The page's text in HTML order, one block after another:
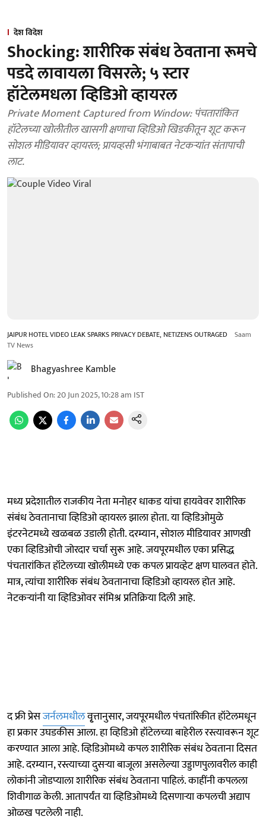
देश विदेश
Shocking: शारीरिक संबंध ठेवताना रूमचे
पडदे लावायला विसरले; ५ स्टार
हॉटेलमधला व्हिडिओ व्हायरल
Private Moment Captured from Window: पंचतारांकित
हॉटेलच्या खोलीतील खासगी क्षणाचा व्हिडिओ खिडकीतून शूट करून
सोशल मीडियावर व्हायरल; प्रायव्हसी भंगाबाबत नेटकऱ्यांत संतापाची
लाट.
JAIPUR HOTEL VIDEO LEAK SPARKS PRIVACY DEBATE, NETIZENS OUTRAGED Saam
TV News
Bhagyashree Kamble
Published On:20 Jun 2025, 10:28 am IST
मध्य प्रदेशातील राजकीय नेता मनोहर धाकड यांचा हायवेवर शारीरिक
संबंध ठेवतानाचा व्हिडिओ व्हायरल झाला होता. या व्हिडिओमुळे
इंटरनेटमध्ये खळबळ उडाली होती. दरम्यान, सोशल मीडियावर आणखी
एका व्हिडिओची जोरदार चर्चा सुरू आहे. जयपूरमधील एका प्रसिद्ध
पंचतारांकित हॉटेलच्या खोलीमध्ये एक कपल प्रायव्हेट क्षण घालवत होते.
मात्र, त्यांचा शारीरिक संबंध ठेवतानाचा व्हिडिओ व्हायरल होत आहे.
नेटकऱ्यांनी या व्हिडिओवर संमिश्र प्रतिक्रिया दिली आहे.
द फ्री प्रेसजर्नलमधीलवृ्त्तानुसार, जयपूरमधील पंचतांरिकीत हॉटेलमधून
हा प्रकार उघडकीस आला. हा व्हिडिओ हॉटेलच्या बाहेरील रस्त्यावरून शूट
करण्यात आला आहे. व्हिडिओमध्ये कपल शारीरिक संबंध ठेवताना दिसत
आहे. दरम्यान, रस्त्याच्या दुसऱ्या बाजूला असलेल्या उड्डाणपुलावरील काही
लोकांनी जोडप्याला शारीरिक संबंध ठेवताना पाहिलं. काहींनी कपलला
शिवीगाळ केली. आतापर्यंत या व्हिडिओमध्ये दिसणाऱ्या कपलची अद्याप
ओळख पटलेली नाही.